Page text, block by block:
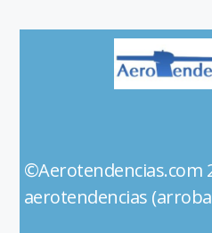
aerotendencias